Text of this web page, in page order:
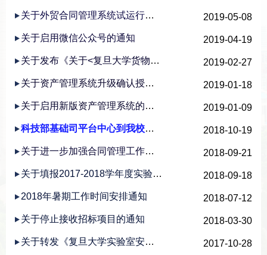
关于外贸合同管理系统试运行的通知 2019-05-08
关于启用微信公众号的通知 2019-04-19
关于发布《关于<复旦大学货物类零星采购实施细则>的解答》的通知 2019-02-27
关于资产管理系统升级确认授权院系管理人的通知 2019-01-18
关于启用新版资产管理系统的通知 2019-01-09
科技部基础司平台中心到我校进行仪器设备开放共享现场督查 2018-10-19
关于进一步加强合同管理工作的通知 2018-09-21
关于填报2017-2018学年度实验室和大型仪器设备数据的通知 2018-09-18
2018年暑期工作时间安排通知 2018-07-12
关于停止接收招标项目的通知 2018-03-30
关于转发《复旦大学实验室安全事故追责实施细则（试行）》的通知 2017-10-28